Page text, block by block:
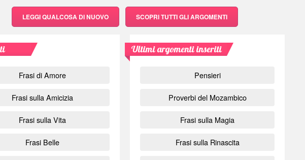
LEGGI QUALCOSA DI NUOVO SCOPRITUTTI GLI ARGOMENTI
Frasi di Amore
Frasi sulla Amicizia
Frasi sulla Vita
Frasi Belle
Ultimi argomenti inseriti
Pensieri
Proverbi del Mozambico
Frasi sulla Magia
Frasi sulla Rinascita